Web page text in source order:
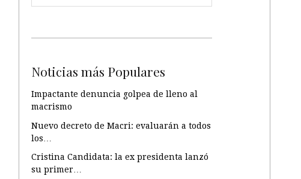
Noticias más Populares
Impactante denuncia golpea de lleno al
macrismo
Nuevo decreto de Macri: evaluarán a todos
los…
Cristina Candidata: la ex presidenta lanzó
su primer…